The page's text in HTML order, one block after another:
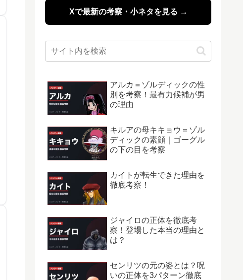
Xで最新の考察・小ネタを見る →
アルカ＝ゾルディックの性
別を考察！最有力候補が男
の理由
キルアの母キキョウ＝ゾル
ディックの素顔｜ゴーグル
の下の目を考察
カイトが転生できた理由を
徹底考察！
ジャイロの正体を徹底考
察！登場した本当の理由と
は？
センリツの元の姿とは？呪
いの正体を3パターン徹底